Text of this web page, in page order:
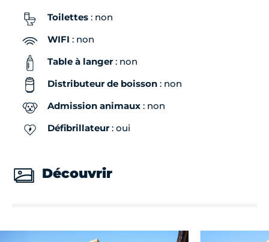
Toilettes : non
WIFI : non
Table à langer: non
Distributeur de boisson : non
Admission animaux : non
Défibrillateur: oui
Découvrir